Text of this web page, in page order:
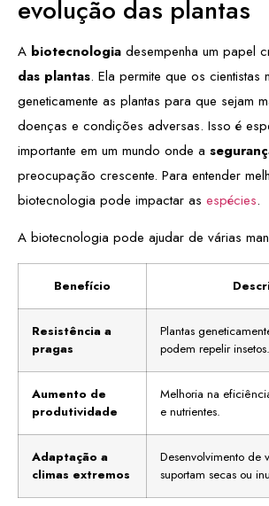
evolução das plantas
A biotecnologia desempenha um papel
das plantas. Ela permite que os cientistas
geneticamente as plantas para que sejam
doenças e condições adversas. Isso é
importante em um mundo onde a
preocupação crescente. Para entender
biotecnologia pode impactar as espécies.
A biotecnologia pode ajudar de várias
Benefício
Resistência a
pragas
Plantas
podem repelir insetos.
Aumento de
produtividade
Melhoria na
e nutrientes.
Adaptação a
climas extremos
Desenvolvimento de
suportam secas ou